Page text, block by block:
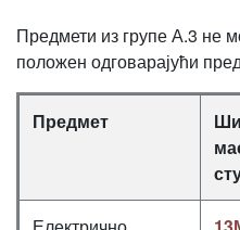
Предмети из групе А.3 не
положен одговарајући
Предмет